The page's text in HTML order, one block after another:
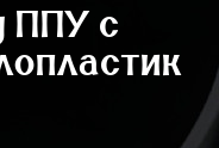
ППУ с